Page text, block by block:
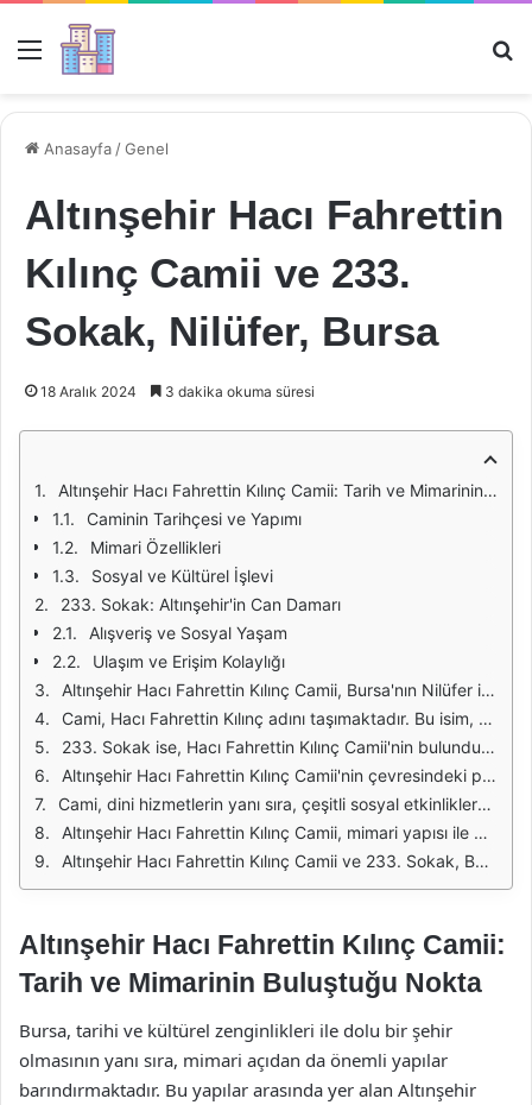
Menü
Anasayfa /Genel
Altınşehir Hacı Fahrettin
Kılınç Camii ve 233.
Sokak, Nilüfer, Bursa
18 Aralık 2024 3 dakika okuma süresi
Altınşehir Hacı Fahrettin Kılınç Camii: Tarih ve Mimarinin Buluştuğu Nokta
Caminin Tarihçesi ve Yapımı
Mimari Özellikleri
Sosyal ve Kültürel İşlevi
233. Sokak: Altınşehir'in Can Damarı
Alışveriş ve Sosyal Yaşam
Ulaşım ve Erişim Kolaylığı
Altınşehir Hacı Fahrettin Kılınç Camii, Bursa'nın Nilüfer ilçesinde yer alan önemli bir ibadet yeridir. Modern mimarisi ve geniş avlusu ile dikkat çeken cami, bölgedeki sosyal ve kültürel etkinliklerin merkezi konumundadır. Cami, sadece dini bir yapı olmasının ötesinde, toplumsal yaşamın da bir parçası olarak öne çıkmaktadır. Özellikle yerel halkın bir araya geldiği etkinlikler ve kutlamalar için sıkça tercih edilmektedir.
Cami, Hacı Fahrettin Kılınç adını taşımaktadır. Bu isim, bölgedeki tarihi ve kültürel bağları simgelemektedir. Cami, inşaatı tamamlandıktan sonra, birçok yerel halk tarafından benimsenmiş ve kısa sürede büyük bir ilgi görmüştür. Mimari detayları ve iç dekorasyonu ile ziyaretçilerini etkileyen cami, aynı zamanda çevresindeki doğa ile uyumlu bir yapıdadır.
233. Sokak ise, Hacı Fahrettin Kılınç Camii'nin bulunduğu bölgedeki en önemli caddelerden biridir. Bu sokak, caminin yanı sıra çeşitli sosyal tesisler, parklar ve alışveriş alanları ile çevrilidir. Yerel halk için hem ulaşım hem de sosyal yaşam açısından önemli bir konumda olan bu sokak, özellikle gençlerin ve ailelerin sıkça tercih ettiği bir alandır.
Altınşehir Hacı Fahrettin Kılınç Camii'nin çevresindeki parklar, yürüyüş alanları ve çocuk oyun alanları, bölge halkı için cazip bir yaşam alanı sunmaktadır. Özellikle hafta sonları, aileler bu bölgede vakit geçirerek hem dinlenmekte hem de sosyal etkileşimde bulunmaktadır. Camii, bu aktivitelere de ev sahipliği yaparak topluluk ruhunu pekiştirmektedir.
Cami, dini hizmetlerin yanı sıra, çeşitli sosyal etkinliklere de ev sahipliği yapmaktadır. İftar davetleri, seminerler ve kültürel programlar düzenlenmekte, bu sayede topluluk üyeleri arasında dayanışma ve yardımlaşma duygusu pekiştirilmektedir. Bu etkinlikler, caminin sadece bir ibadet yeri olmanın ötesine geçmesini sağlamaktadır.
Altınşehir Hacı Fahrettin Kılınç Camii, mimari yapısı ile de dikkat çekmektedir. Modern çizgileri ve geniş pencereleri sayesinde doğal ışık ile aydınlatılan iç mekan, ziyaretçilerine huzur veren bir atmosfer sunmaktadır. Ayrıca, caminin bahçesi ve çevresi, yeşil alanlar ile donatılmış olup, ziyaretçilerin dinlenme alanları olarak kullanılmaktadır.
Altınşehir Hacı Fahrettin Kılınç Camii ve 233. Sokak, Bursa'nın Nilüfer ilçesinde sosyal ve kültürel bir merkez olarak öne çıkmaktadır. Dini hizmetlerin yanı sıra, toplumsal etkileşim ve dayanışma için önemli bir platform sunmaktadır. Bu cami ve çevresi, yerel halkın günlük yaşamının vazgeçilmez bir parçası haline gelmiştir.
Altınşehir Hacı Fahrettin Kılınç Camii:
Tarih ve Mimarinin Buluştuğu Nokta
Bursa, tarihi ve kültürel zenginlikleri ile dolu bir şehir
olmasının yanı sıra, mimari açıdan da önemli yapılar
barındırmaktadır. Bu yapılar arasında yer alan Altınşehir